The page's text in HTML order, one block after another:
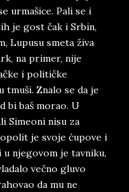
urmašice. Pali se i
je gost čak i Srbin,
Lupusu smeta živa
na primer, nije
i političke
Znalo se da je
bi baš morao. U
Simeoni nisu za
je svoje ćupove i
njegovom je tavniku,
večno gluvo
da mu ne